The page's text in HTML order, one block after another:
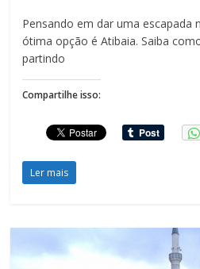
Pensando em dar uma escapada
ótima opção é Atibaia. Saiba
partindo
Compartilhe isso:
Ler mais